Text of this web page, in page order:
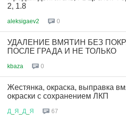
2, 1.8
aleksigaev2 0
УДАЛЕНИЕ ВМЯТИН БЕЗ
ПОСЛЕ ГРАДА И НЕ ТОЛЬКО
kbaza 0
Жестянка, окраска, выправка
окраски с сохранением ЛКП
Д Я Д Я 67